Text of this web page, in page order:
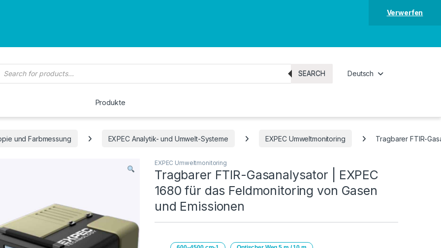
Verwerfen
SEARCH Deutsch
Produkte
und Farbmessung EXPEC Analytik- und Umwelt-Systeme EXPEC Umweltmonitoring Tragbarer FTIR-
EXPEC Umweltmonitoring
Tragbarer FTIR-Gasanalysator | EXPEC
1680 für das Feldmonitoring von Gasen
und Emissionen